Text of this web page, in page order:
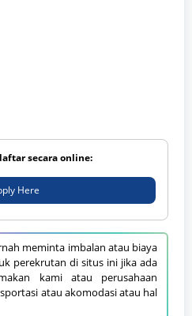
secara online:
Here
meminta imbalan atau biaya
perekrutan di situs ini jika ada
kami atau perusahaan
atau akomodasi atau hal